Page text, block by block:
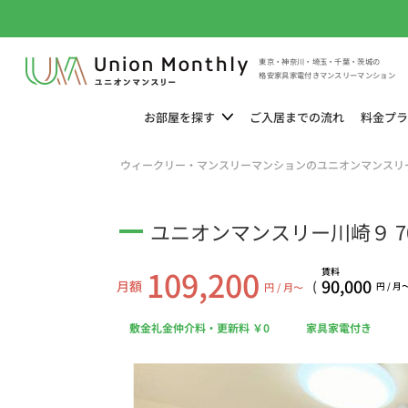
東京・神奈川・埼玉・千葉・茨城の
格安家具家電付きマンスリーマンション
お部屋を探す ご入居までの流れ 料金プ
ウィークリー・マンスリーマンションのユニオンマンスリ
ユニオンマンスリー川崎９
月額 109,200 円 / 月〜 (
賃料
90,000 円 / 月
敷金礼金仲介料・更新料 ￥0 家具家電付き